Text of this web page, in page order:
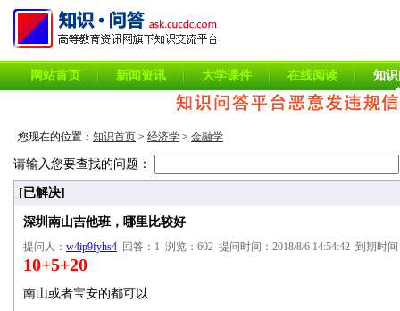
网站首页 新闻资讯 大学课件 在线阅读 知
您现在的位置： 知识首页 > 经济学 > 金融学
请输入您要查找的问题：
[已解决]
深圳南山吉他班，哪里比较好
提问人： w4ip9fyhs4 回答：1 浏览：602 提问时间：2018/8/6 14:54:42 到期时
10+5+20
南山或者宝安的都可以